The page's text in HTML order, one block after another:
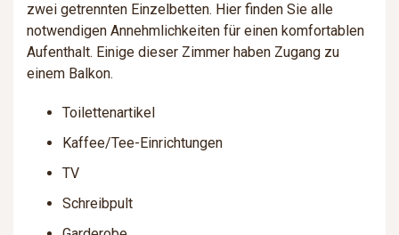
zwei getrennten Einzelbetten. Hier finden Sie alle
notwendigen Annehmlichkeiten für einen komfortablen
Aufenthalt. Einige dieser Zimmer haben Zugang zu
einem Balkon.
Toilettenartikel
Kaffee/Tee-Einrichtungen
TV
Schreibpult